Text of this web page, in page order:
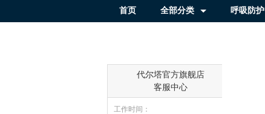
首页 全部分类 呼吸防护
代尔塔官方旗舰店
客服中心
工作时间：